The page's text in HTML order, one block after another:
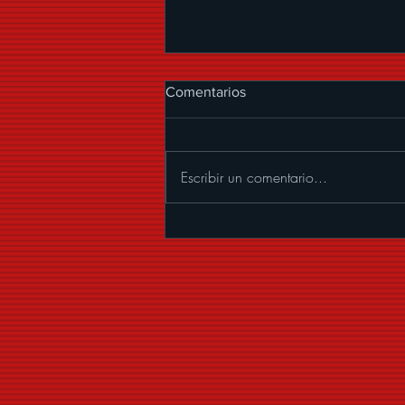
EL LIMÓN DE RENÉ
CAMACHO LLEGA
NUEVAMENTE A LA ARENA
CDMX
Comentarios
Escribir un comentario...